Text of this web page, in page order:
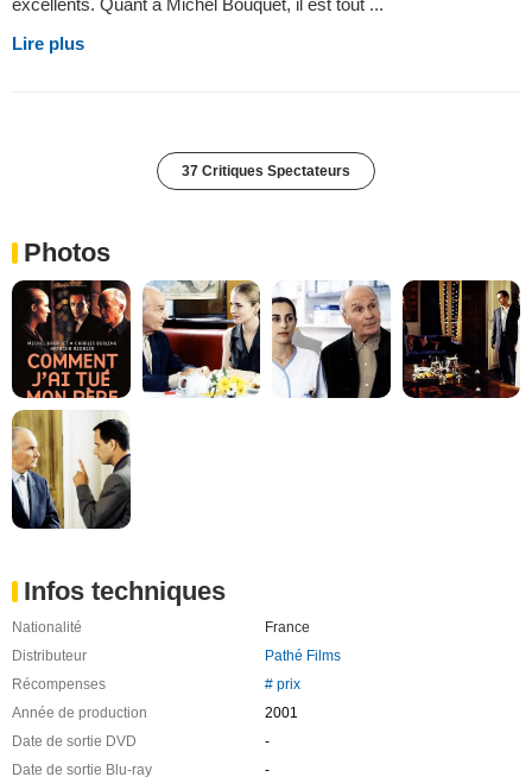
Lire plus
37 Critiques Spectateurs
Photos
Infos techniques
Nationalité
France
Distributeur
Pathé Films
Récompenses
# prix
Année de production
2001
Date de sortie DVD
-
Date de sortie Blu-ray
-